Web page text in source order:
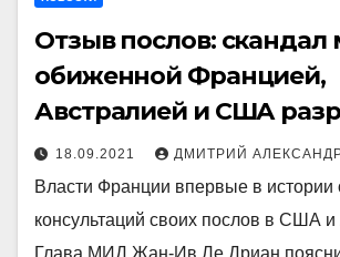
Отзыв послов:
обиженной Францией,
Австралией и США
18.09.2021 ДМИТРИЙ
Власти Франции впервые в истории
консультаций своих послов в США и
Глава МИД Жан-Ив Ле Дриан